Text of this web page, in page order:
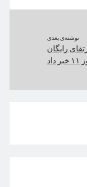
نوشته‌ی بعدی
رایگان